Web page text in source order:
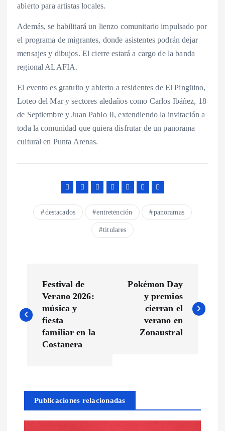
abierto para artistas locales.
Además, se habilitará un lienzo comunitario impulsado por
el programa de migrantes, donde asistentes podrán dejar
mensajes y dibujos. El cierre estará a cargo de la banda
regional ALAFIA.
El evento es gratuito y abierto a residentes de El Pingüino,
Loteo del Mar y sectores aledaños como Carlos Ibáñez, 18
de Septiembre y Juan Pablo II, extendiendo la invitación a
toda la comunidad que quiera disfrutar de un panorama
cultural en Punta Arenas.
destacados entretención panoramas
titulares
v
a
c
Festival de
Verano 2026:
música y
fiesta
familiar en la
Costanera
Pokémon Day
y premios
cierran el
verano en
Zonaustral
Publicaciones relacionadas